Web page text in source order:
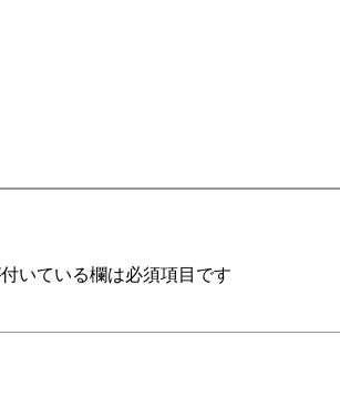
いている欄は必須項目です